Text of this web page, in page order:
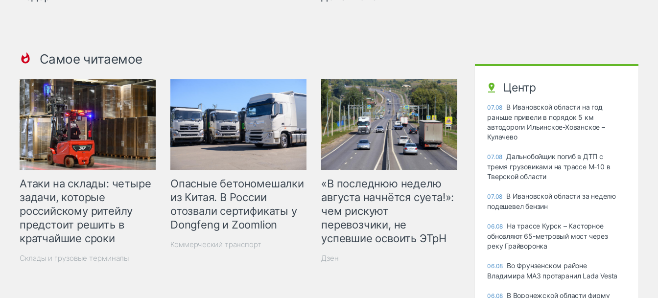
Самое читаемое
Атаки на склады: четыре
задачи, которые
российскому ритейлу
предстоит решить в
кратчайшие сроки
Склады и грузовые терминалы
Опасные бетономешалки
из Китая. В России
отозвали сертификаты у
Dongfeng и Zoomlion
Коммерческий транспорт
«В последнюю неделю
августа начнётся суета!»:
чем рискуют
перевозчики, не
успевшие освоить ЭТрН
Дзен
Центр
07.08 В Ивановской области на год
раньше привели в порядок 5 км
автодороги Ильинское-Хованское –
Кулачево
07.08 Дальнобойщик погиб в ДТП с
тремя грузовиками на трассе М-10 в
Тверской области
07.08 В Ивановской области за неделю
подешевел бензин
06.08 На трассе Курск – Касторное
обновляют 65-метровый мост через
реку Грайворонка
06.08 Во Фрунзенском районе
Владимира МАЗ протаранил Lada Vesta
06.08 В Воронежской области фирму